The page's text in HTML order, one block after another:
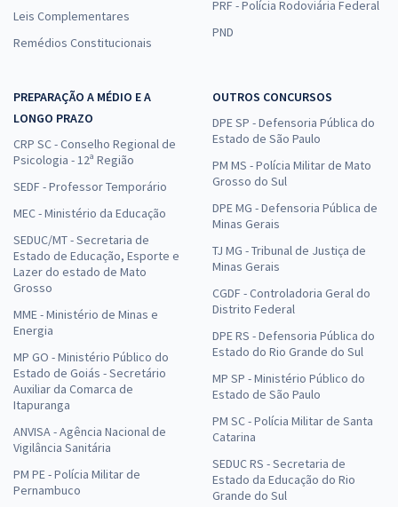
Leis Complementares
Remédios Constitucionais
PRF - Polícia Rodoviária Federal
PND
PREPARAÇÃO A MÉDIO E A
LONGO PRAZO
CRP SC - Conselho Regional de
Psicologia - 12ª Região
SEDF - Professor Temporário
MEC - Ministério da Educação
SEDUC/MT - Secretaria de
Estado de Educação, Esporte e
Lazer do estado de Mato
Grosso
MME - Ministério de Minas e
Energia
MP GO - Ministério Público do
Estado de Goiás - Secretário
Auxiliar da Comarca de
Itapuranga
ANVISA - Agência Nacional de
Vigilância Sanitária
PM PE - Polícia Militar de
Pernambuco
OUTROS CONCURSOS
DPE SP - Defensoria Pública do
Estado de São Paulo
PM MS - Polícia Militar de Mato
Grosso do Sul
DPE MG - Defensoria Pública de
Minas Gerais
TJ MG - Tribunal de Justiça de
Minas Gerais
CGDF - Controladoria Geral do
Distrito Federal
DPE RS - Defensoria Pública do
Estado do Rio Grande do Sul
MP SP - Ministério Público do
Estado de São Paulo
PM SC - Polícia Militar de Santa
Catarina
SEDUC RS - Secretaria de
Estado da Educação do Rio
Grande do Sul